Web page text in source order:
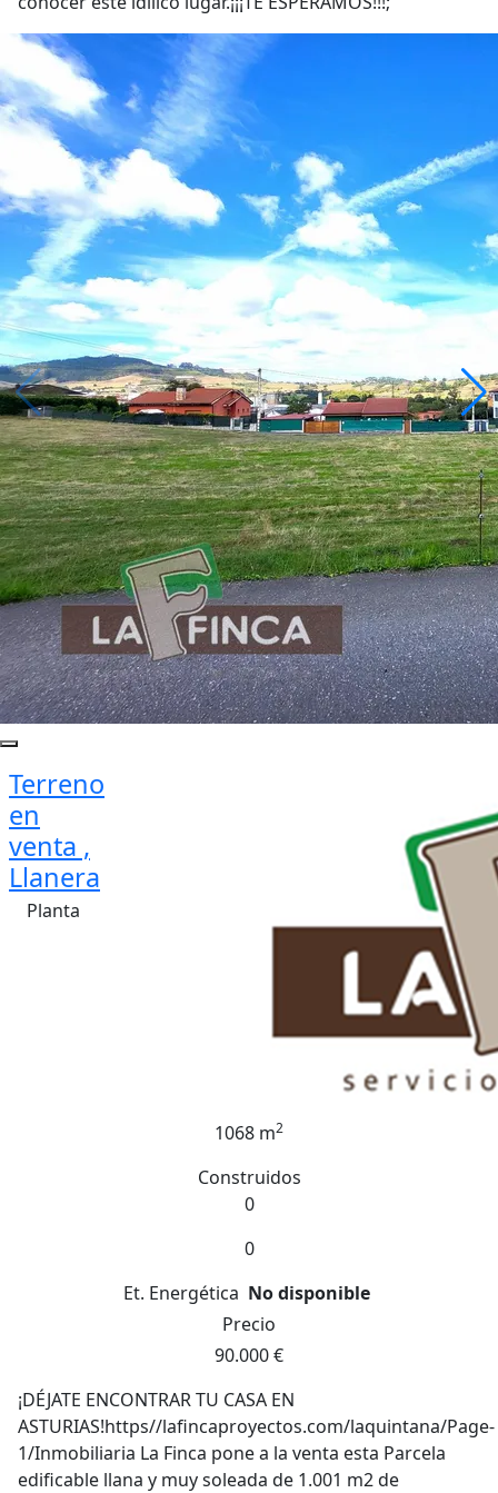
Terreno
en
venta ,
Llanera
Planta
1068 m2
Construidos
0
0
Et. Energética No disponible
Precio
90.000 €
¡DÉJATE ENCONTRAR TU CASA EN
ASTURIAS!https//lafincaproyectos.com/laquintana/Page-
1/Inmobiliaria La Finca pone a la venta esta Parcela
edificable llana y muy soleada de 1.001 m2 de